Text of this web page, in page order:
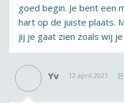
goed begin. Je bent een
hart op de juiste plaats.
jij je gaat zien zoals wij
Yv 12 april 2021